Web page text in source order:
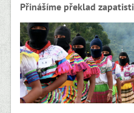
Přinášíme překlad